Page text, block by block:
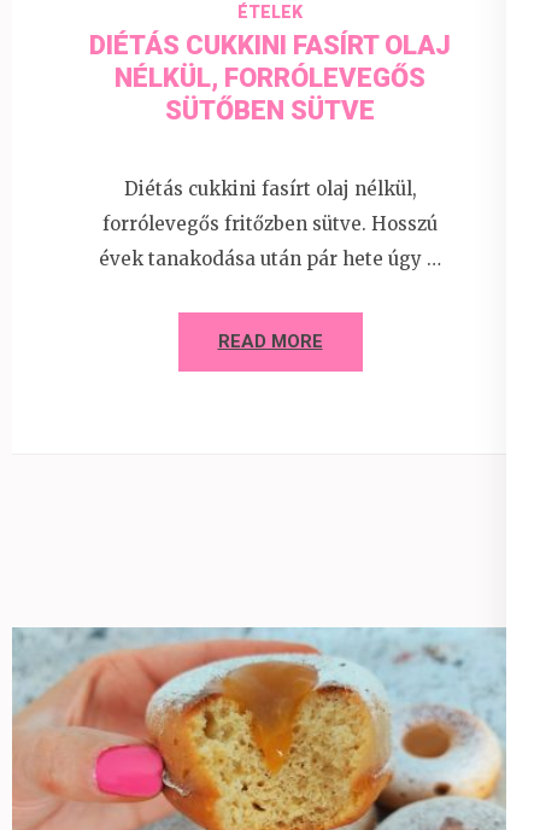
ÉTELEK
DIÉTÁS CUKKINI FASÍRT OLAJ
NÉLKÜL, FORRÓLEVEGŐS
SÜTŐBEN SÜTVE
Diétás cukkini fasírt olaj nélkül,
forrólevegős fritőzben sütve. Hosszú
évek tanakodása után pár hete úgy …
READ MORE